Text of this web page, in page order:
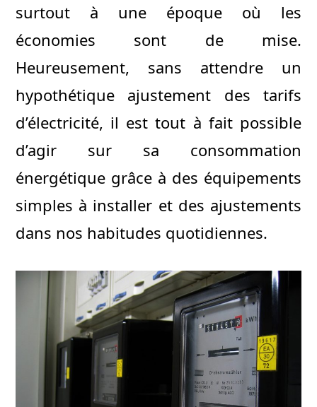
surtout à une époque où les
économies sont de mise.
Heureusement, sans attendre un
hypothétique ajustement des tarifs
d’électricité, il est tout à fait possible
d’agir sur sa consommation
énergétique grâce à des équipements
simples à installer et des ajustements
dans nos habitudes quotidiennes.